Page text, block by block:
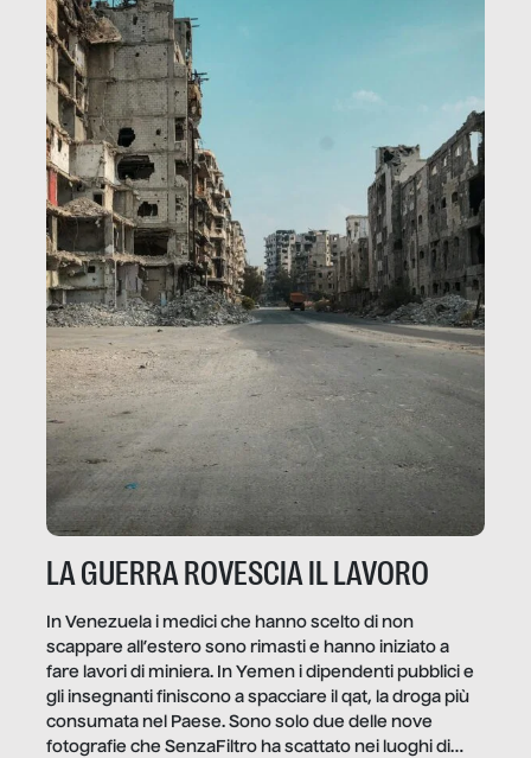
LA GUERRA ROVESCIA IL LAVORO
In Venezuela i medici che hanno scelto di non
scappare all’estero sono rimasti e hanno iniziato a
fare lavori di miniera. In Yemen i dipendenti pubblici e
gli insegnanti finiscono a spacciare il qat, la droga più
consumata nel Paese. Sono solo due delle nove
fotografie che SenzaFiltro ha scattato nei luoghi di